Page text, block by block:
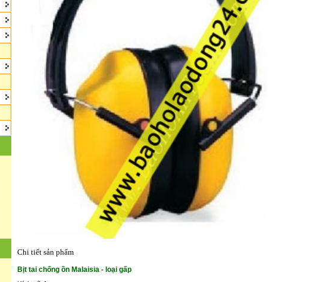
Chi tiết sản phẩm
Bịt tai chống ồn Malaisia - loại gấp